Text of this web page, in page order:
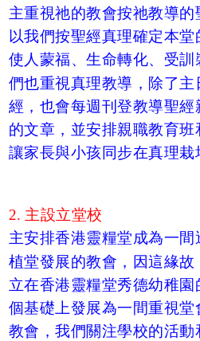
主重視祂的教會按祂教導
以我們按聖經真理確定本堂
使人蒙福、生命轉化、受
們也重視真理教導，除了
經，也會每週刊登教導聖
的文章，並安排親職教育
讓家長與小孩同步在真理栽
2. 主設立堂校
主安排香港靈糧堂成為一
植堂發展的教會，因這緣
立在香港靈糧堂秀德幼稚
個基礎上發展為一間重視
教會，我們關注學校的活動